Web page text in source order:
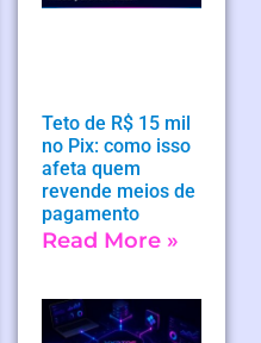
Teto de R$ 15 mil
no Pix: como isso
afeta quem
revende meios de
pagamento
Read More »